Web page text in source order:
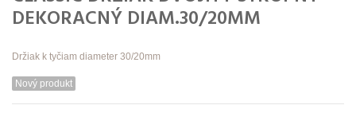
DEKORACNÝ DIAM.30/20MM
Držiak k tyčiam diameter 30/20mm
Nový produkt